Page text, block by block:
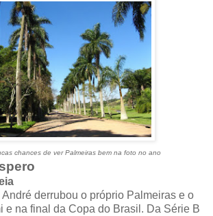
chances de ver Palmeiras bem na foto no ano
André derrubou o próprio Palmeiras e o
e na final da Copa do Brasil. Da Série B